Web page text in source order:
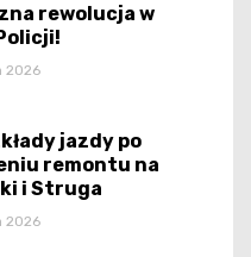
rewolucja w
2026
jazdy po
remontu na
i Struga
2026